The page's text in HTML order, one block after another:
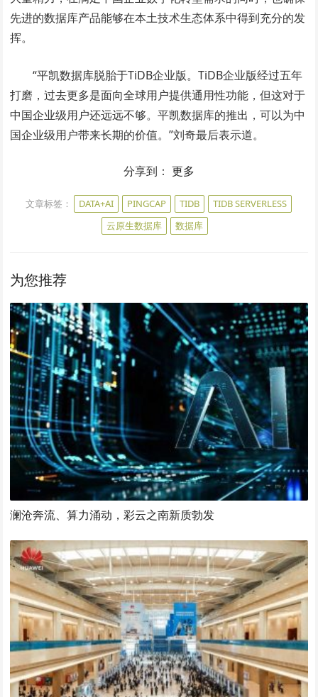
先进的数据库产品能够在本土技术生态体系中得到充分的发
挥。
“平凯数据库脱胎于TiDB企业版。TiDB企业版经过五年
打磨，过去更多是面向全球用户提供通用性功能，但这对于
中国企业级用户还远远不够。平凯数据库的推出，可以为中
国企业级用户带来长期的价值。”刘奇最后表示道。
分享到： 更多
文章标签： DATA+AI PINGCAP TIDB
TIDB SERVERLESS
云原生数据库
数据库
为您推荐
澜沧奔流、算力涌动，彩云之南新质勃发